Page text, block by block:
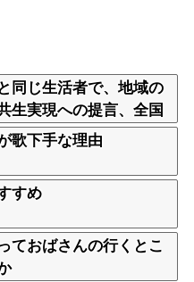
同じ生活者で、地域の
生実現への提言、全国
歌下手な理由
すめ
ておばさんの行くとこ